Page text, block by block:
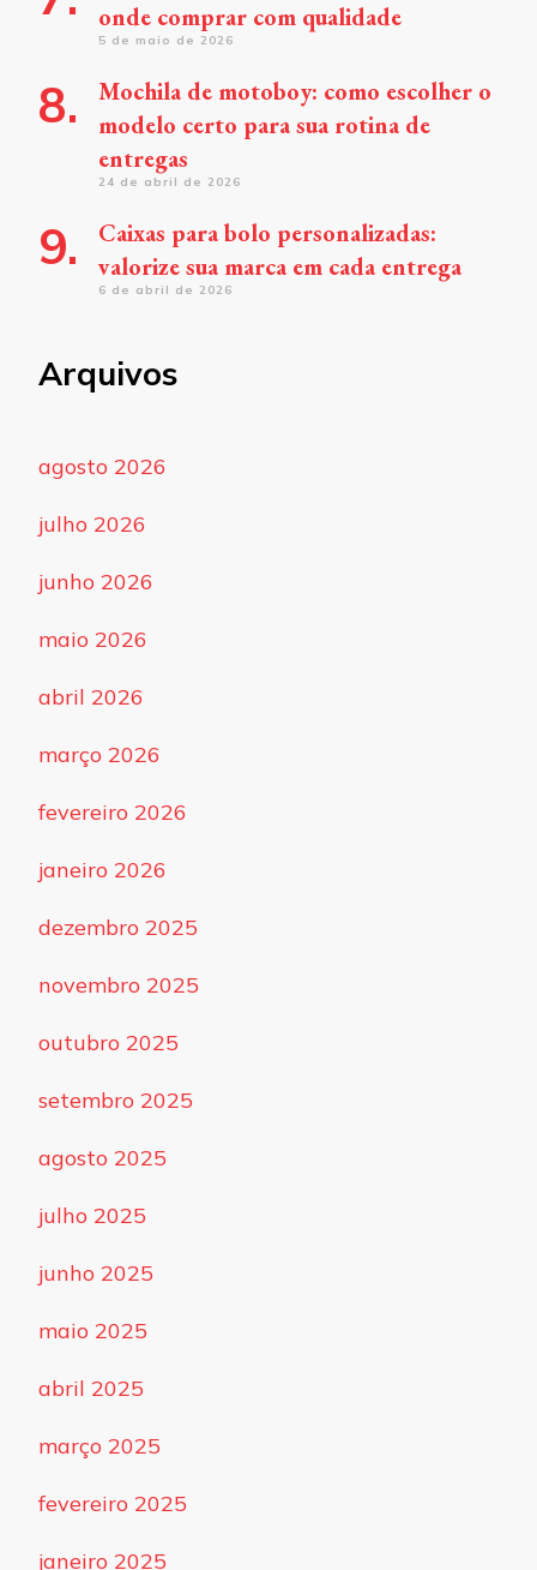
onde comprar com qualidade
5 de maio de 2026
Mochila de motoboy: como escolher o
modelo certo para sua rotina de
entregas
24 de abril de 2026
Caixas para bolo personalizadas:
valorize sua marca em cada entrega
6 de abril de 2026
Arquivos
agosto 2026
julho 2026
junho 2026
maio 2026
abril 2026
março 2026
fevereiro 2026
janeiro 2026
dezembro 2025
novembro 2025
outubro 2025
setembro 2025
agosto 2025
julho 2025
junho 2025
maio 2025
abril 2025
março 2025
fevereiro 2025
janeiro 2025